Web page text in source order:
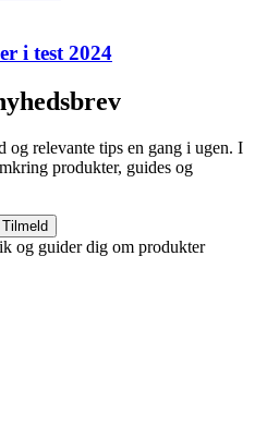
i test 2024
relevante tips en gang i ugen. I
produkter, guides og
Tilmeld